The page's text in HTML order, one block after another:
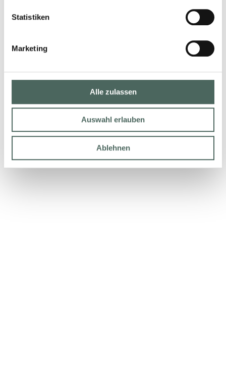
Statistiken
Marketing
Alle zulassen
Auswahl erlauben
Ablehnen